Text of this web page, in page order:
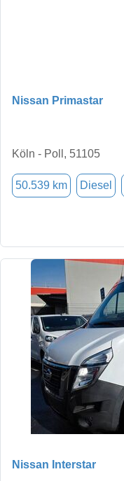
Nissan Primastar
Köln - Poll, 51105
50.539 km Diesel
Nissan Interstar